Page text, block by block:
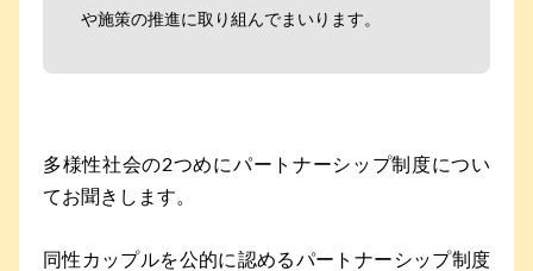
や施策の推進に取り組んでまいります。
多様性社会の2つめにパートナーシップ制度につい
てお聞きします。
同性カップルを公的に認めるパートナーシップ制度